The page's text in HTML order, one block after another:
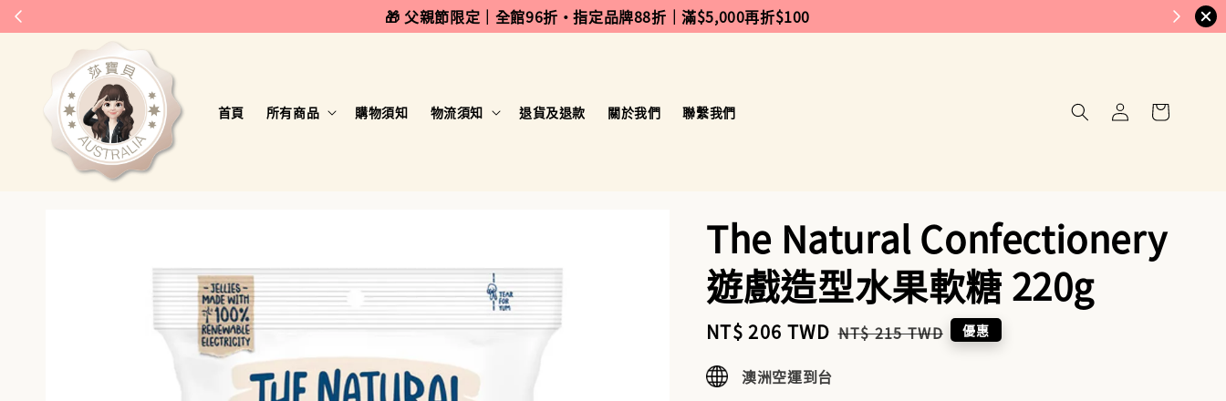
🎁 父親節限定｜全館96折・指定品牌88折｜滿$5,000再折$100
首頁 所有商品 購物須知 物流須知 退貨及退款 關於我們 聯繫我們
The Natural Confectionery
遊戲造型水果軟糖 220g
Sale
price
NT$ 206 TWD Regular
NT$ 215 TWD 優惠
澳洲空運到台